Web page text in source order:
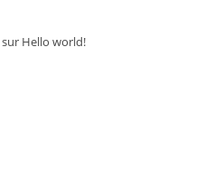
sur Hello world!